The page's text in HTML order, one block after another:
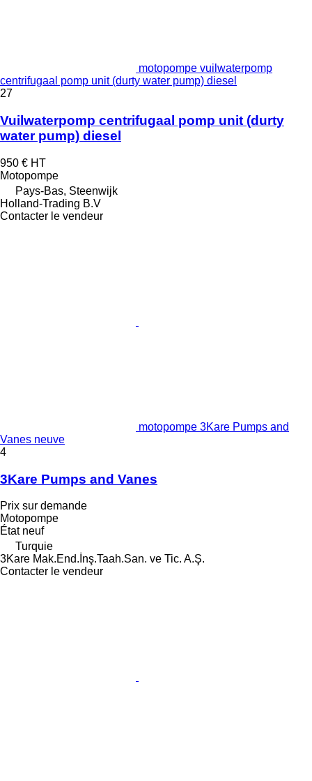
motopompe vuilwaterpomp
centrifugaal pomp unit (durty water pump) diesel
27
Vuilwaterpomp centrifugaal pomp unit (durty
water pump) diesel
950 € HT
Motopompe
Pays-Bas, Steenwijk
Holland-Trading B.V
Contacter le vendeur
motopompe 3Kare Pumps and
Vanes neuve
4
3Kare Pumps and Vanes
Prix sur demande
Motopompe
Étatneuf
Turquie
3Kare Mak.End.İnş.Taah.San. ve Tic. A.Ş.
Contacter le vendeur